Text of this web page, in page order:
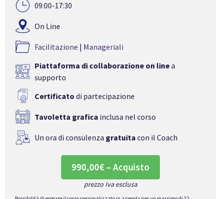
09:00-17:30
On Line
Facilitazione | Manageriali
Piattaforma di collaborazione on linea
supporto
Certificato di partecipazione
Tavoletta grafica inclusa nel corso
Un ora di consulenza gratuita con il Coach
990,00€ – Acquisto
prezzo Iva esclusa